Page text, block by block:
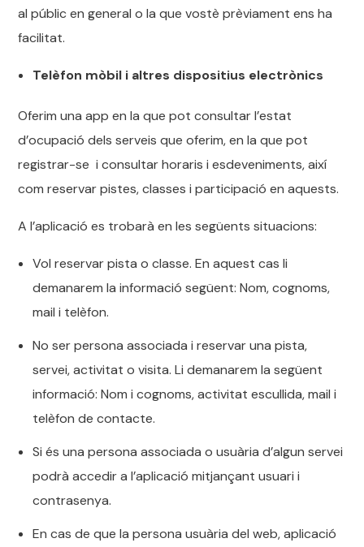
al públic en general o la que vostè prèviament ens ha
facilitat.
Telèfon mòbil i altres dispositius electrònics
Oferim una app en la que pot consultar l’estat
d’ocupació dels serveis que oferim, en la que pot
registrar-se i consultar horaris i esdeveniments, així
com reservar pistes, classes i participació en aquests.
A l’aplicació es trobarà en les següents situacions:
Vol reservar pista o classe. En aquest cas li
demanarem la informació següent: Nom, cognoms,
mail i telèfon.
No ser persona associada i reservar una pista,
servei, activitat o visita. Li demanarem la següent
informació: Nom i cognoms, activitat escullida, mail i
telèfon de contacte.
Si és una persona associada o usuària d’algun servei
podrà accedir a l’aplicació mitjançant usuari i
contrasenya.
En cas de que la persona usuària del web, aplicació